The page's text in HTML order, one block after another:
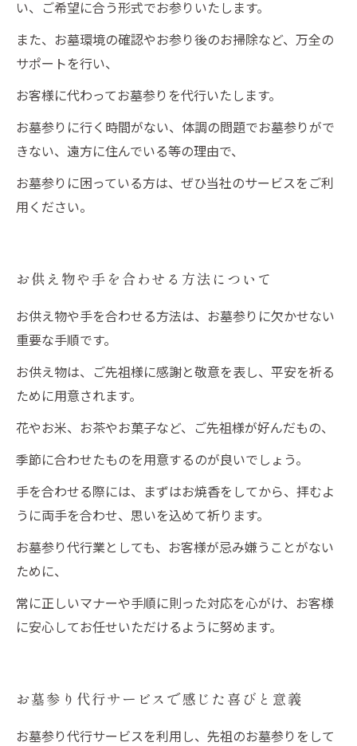
い、ご希望に合う形式でお参りいたします。
また、お墓環境の確認やお参り後のお掃除など、万全の
サポートを行い、
お客様に代わってお墓参りを代行いたします。
お墓参りに行く時間がない、体調の問題でお墓参りがで
きない、遠方に住んでいる等の理由で、
お墓参りに困っている方は、ぜひ当社のサービスをご利
用ください。
お供え物や手を合わせる方法について
お供え物や手を合わせる方法は、お墓参りに欠かせない
重要な手順です。
お供え物は、ご先祖様に感謝と敬意を表し、平安を祈る
ために用意されます。
花やお米、お茶やお菓子など、ご先祖様が好んだもの、
季節に合わせたものを用意するのが良いでしょう。
手を合わせる際には、まずはお焼香をしてから、拝むよ
うに両手を合わせ、思いを込めて祈ります。
お墓参り代行業としても、お客様が忌み嫌うことがない
ために、
常に正しいマナーや手順に則った対応を心がけ、お客様
に安心してお任せいただけるように努めます。
お墓参り代行サービスで感じた喜びと意義
お墓参り代行サービスを利用し、先祖のお墓参りをして